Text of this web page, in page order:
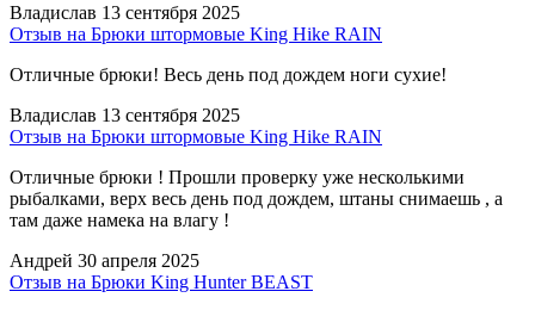
Владислав 13 сентября 2025
Отзыв на Брюки штормовые King Hike RAIN
Отличные брюки! Весь день под дождем ноги сухие!
Владислав 13 сентября 2025
Отзыв на Брюки штормовые King Hike RAIN
Отличные брюки ! Прошли проверку уже несколькими
рыбалками, верх весь день под дождем, штаны снимаешь , а
там даже намека на влагу !
Андрей 30 апреля 2025
Отзыв на Брюки King Hunter BEAST